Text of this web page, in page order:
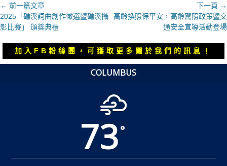
文
章
導
覽
← 前一篇文章
上
一
章：
2025「礁溪詞曲創作徵選暨礁溪攝
影比賽」 頒獎典禮
下一頁 →
下
文
章：
高齡換照保平安，高齡駕照政策暨交
通安全宣導活動登場
加入FB粉絲團，可獲取更多關於我們的訊息！
COLUMBUS
73°